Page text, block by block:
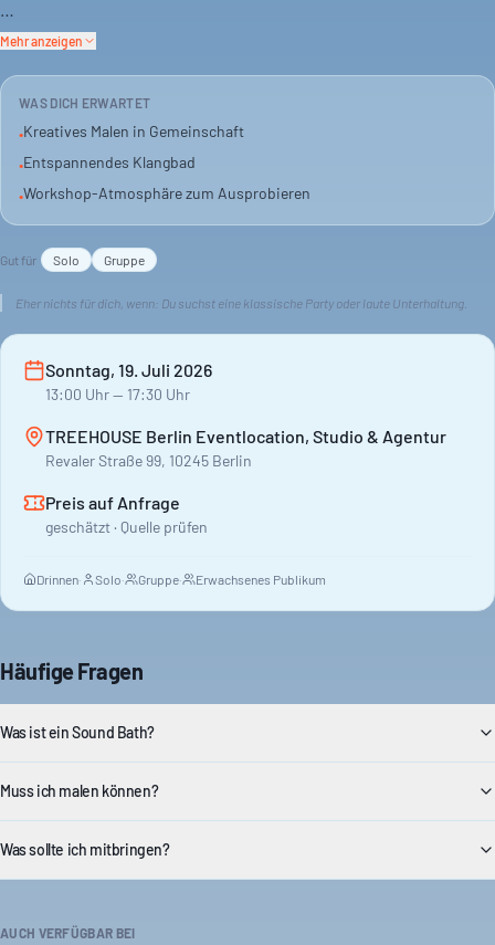
Es geht darum, den Kopf freizukriegen und neue Impulse zu
Du kannst alleine kommen oder mit Freunden. Eine gute
Gelegenheit, etwas Neues auszuprobieren und den Alltag
Mehr anzeigen
WAS DICH ERWARTET
•Kreatives Malen in Gemeinschaft
•Entspannendes Klangbad
•Workshop-Atmosphäre zum Ausprobieren
Gut für Solo Gruppe
Eher nichts für dich, wenn: Du suchst eine klassische Party oder laute Unterhaltung.
Sonntag, 19. Juli 2026
13:00 Uhr— 17:30 Uhr
TREEHOUSE Berlin Eventlocation, Studio & Agentur
Revaler Straße 99, 10245 Berlin
Preis auf Anfrage
geschätzt · Quelle prüfen
Drinnen· Solo· Gruppe· Erwachsenes Publikum
Häufige Fragen
Was ist ein Sound Bath?
Muss ich malen können?
Was sollte ich mitbringen?
AUCH VERFÜGBAR BEI